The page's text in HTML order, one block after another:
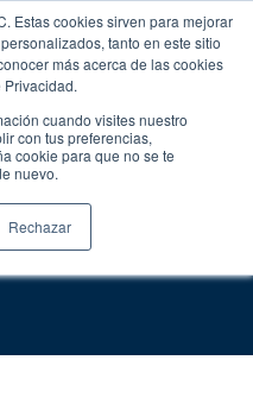
Estas cookies sirven para mejorar
tanto en este sitio
más acerca de las cookies
cuando visites nuestro
con tus preferencias,
cookie para que no se te
nuevo.
Rechazar